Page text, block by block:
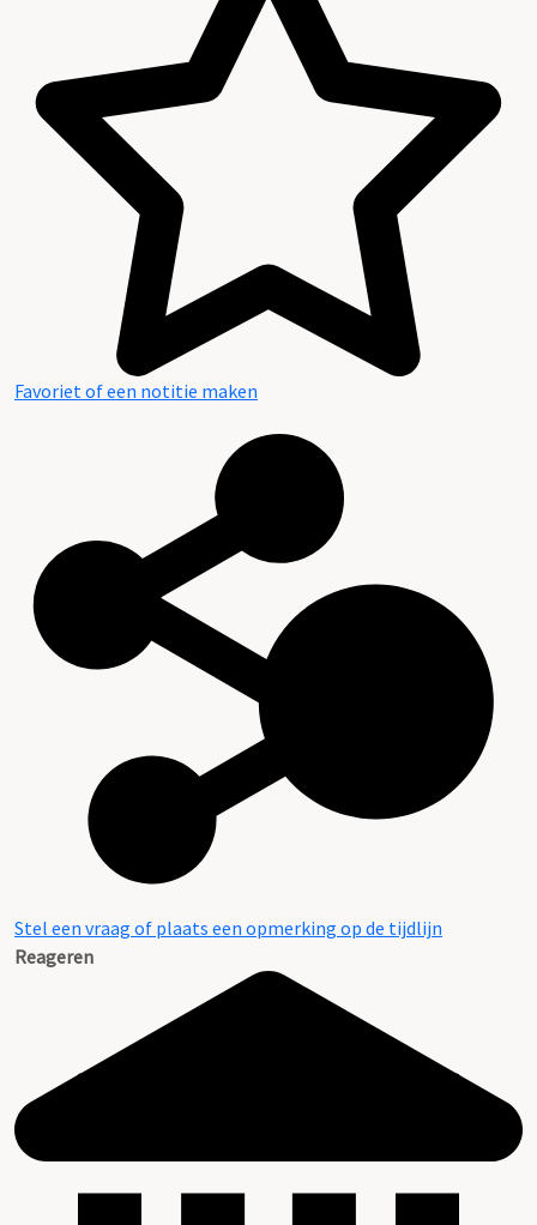
Favoriet of een notitie maken
Stel een vraag of plaats een opmerking op de tijdlijn
Reageren